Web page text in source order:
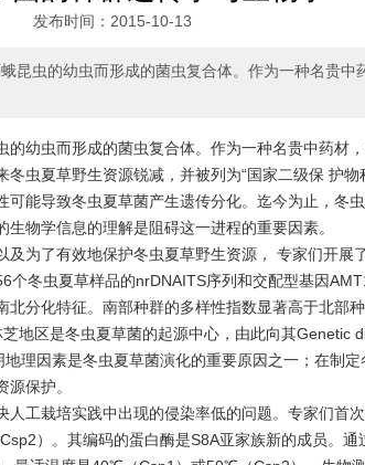
发布时间：2015-10-13
昆虫的幼虫而形成的菌虫复合体。作为一种名贵中
的幼虫而形成的菌虫复合体。作为一种名贵中药材
虫夏草野生资源锐减，并被列为“国家二级保 护物
能导致冬虫夏草菌产生遗传分化。迄今为止，冬
物学信息的理解是阻碍这一进程的重要因素。
及为了有效地保护冬虫夏草野生资源， 专家们开展
冬虫夏草样品的nrDNAITS序列和交配型基因
北分化特征。南部种群的多样性指数显著高于北部
地区是冬虫夏草菌的起源中心，由此向其Genetic
理因素是冬虫夏草菌演化的重要原因之一；在制
保护。
人工栽培实践中出现的侵染率低的问题。专家们首
）。其编码的蛋白酶是S8A亚家族新的成员。通